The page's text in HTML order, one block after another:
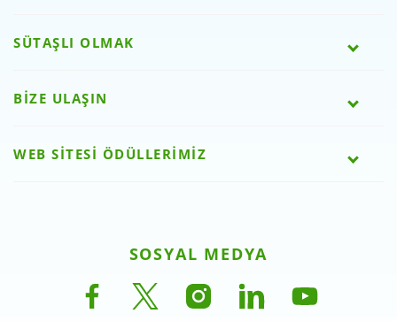
SÜTAŞLI OLMAK
BİZE ULAŞIN
WEB SİTESİ ÖDÜLLERİMİZ
SOSYAL MEDYA